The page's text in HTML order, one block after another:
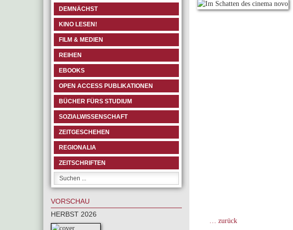
DEMNÄCHST
KINO LESEN!
FILM & MEDIEN
REIHEN
EBOOKS
OPEN ACCESS PUBLIKATIONEN
BÜCHER FÜRS STUDIUM
SOZIALWISSENSCHAFT
ZEITGESCHEHEN
REGIONALIA
ZEITSCHRIFTEN
VORSCHAU
HERBST 2026
… zurück